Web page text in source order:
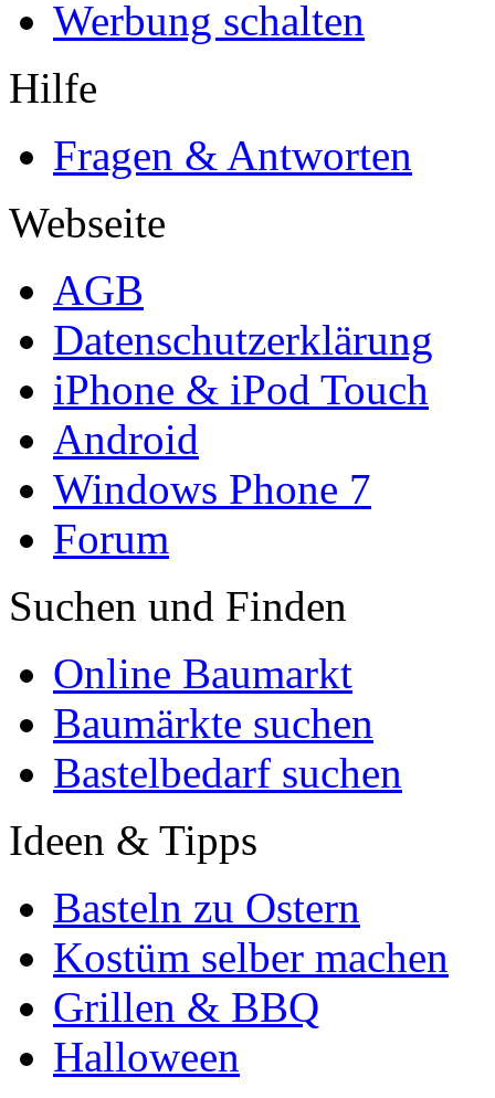
Werbung schalten
Hilfe
Fragen & Antworten
Webseite
AGB
Datenschutzerklärung
iPhone & iPod Touch
Android
Windows Phone 7
Forum
Suchen und Finden
Online Baumarkt
Baumärkte suchen
Bastelbedarf suchen
Ideen & Tipps
Basteln zu Ostern
Kostüm selber machen
Grillen & BBQ
Halloween